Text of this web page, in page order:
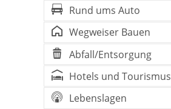
Rund ums Auto
Wegweiser Bauen
Abfall/Entsorgung
Hotels und Tourismus
Lebenslagen